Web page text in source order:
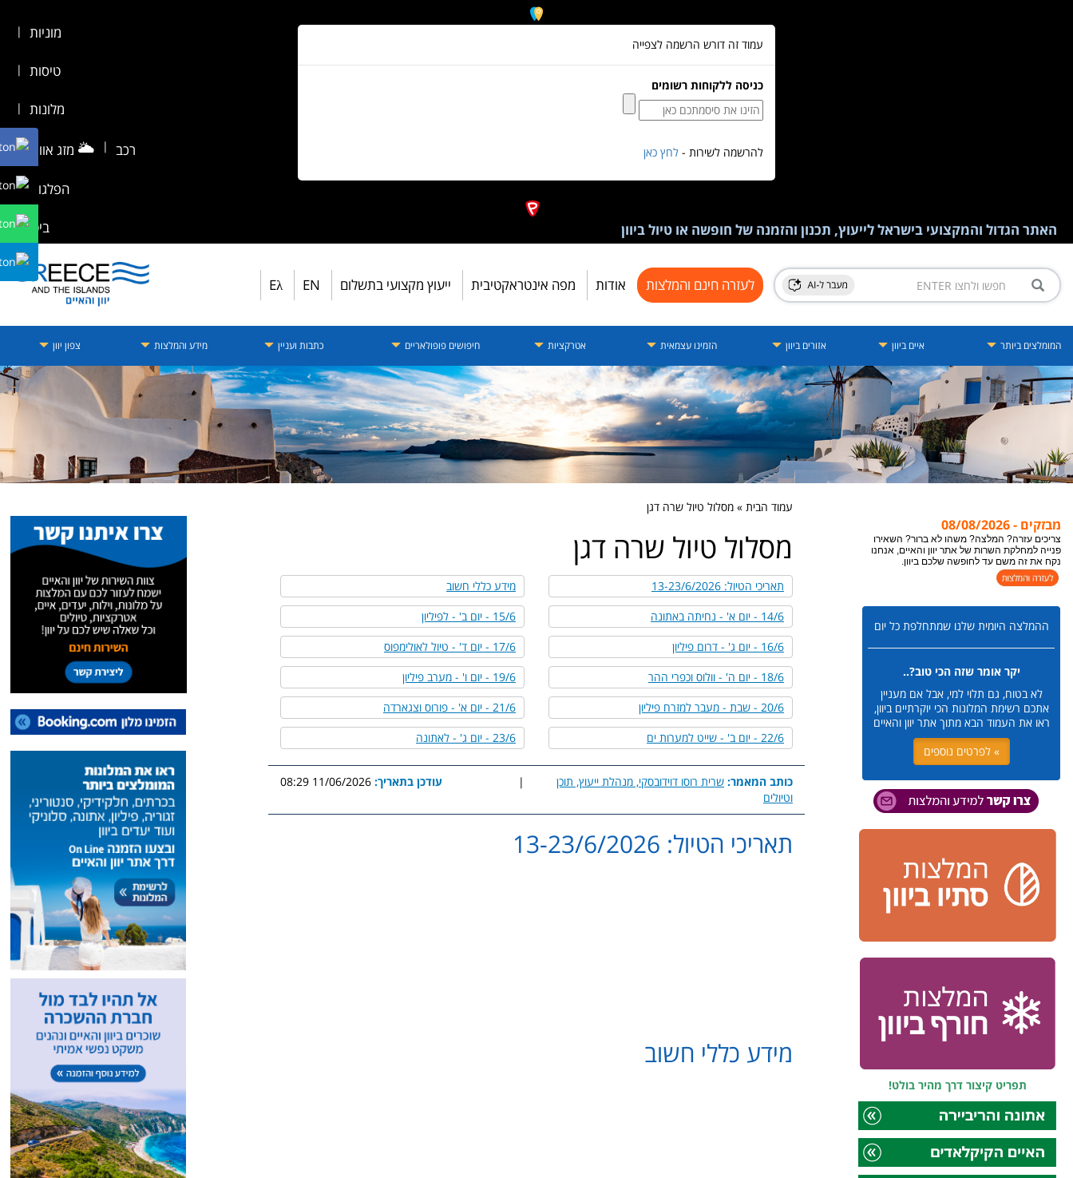
מוניות |
טיסות |
מלונות |
רכב |
🌥️ מזג אוויר |
הפלגות |
ביטוח האתר הגדול והמקצועי בישראל לייעוץ, תכנון והזמנה של חופשה או טיול ביוון
לעזרה חינם והמלצות אודות מפה אינטראקטיבית ייעוץ מקצועי בתשלום EN
Eλ
המומלצים ביותר איים ביוון אזורים ביוון הזמינו עצמאית אטרקציות חיפושים פופולאריים כתבות ועניין מידע והמלצות צפון יוון
עמוד זה דורש הרשמה לצפייה
כניסה ללקוחות רשומים
להרשמה לשירות - לחץ כאן
עמוד הבית » מסלול טיול שרה דגן
מבזקים - 08/08/2026
צריכים עזרה? המלצה? משהו לא ברור? השאירו
פנייה למחלקת השרות של אתר יוון והאיים, אנחנו
נקח את זה משם עד לחופשה שלכם ביוון.
ההמלצה היומית שלנו שמתחלפת כל יום
יקר אומר שזה הכי טוב?..
לא בטוח, גם תלוי למי, אבל אם מעניין
אתכם רשימת המלונות הכי יוקרתיים ביוון,
ראו את העמוד הבא מתוך אתר יוון והאיים
» לפרטים נוספים
תפריט קיצור דרך מהיר בולט!
מסלול טיול שרה דגן
תאריכי הטיול: 13-23/6/2026
מידע כללי חשוב
14/6 - יום א' - נחיתה באתונה
15/6 - יום ב' - לפיליון
16/6 - יום ג' - דרום פיליון
17/6 - יום ד' - טיול לאולימפוס
18/6 - יום ה' - וולוס וכפרי ההר
19/6 - יום ו' - מערב פיליון
20/6 - שבת - מעבר למזרח פיליון
21/6 - יום א' - פורוס וצגארדה
22/6 - יום ב' - שייט למערות ים
23/6 - יום ג' - לאתונה
כותב המאמר: שרית רוסו דוידובסקי, מנהלת ייעוץ, תוכן
וטיולים
| עודכן בתאריך: 11/06/2026 08:29
תאריכי הטיול: 13-23/6/2026
מידע כללי חשוב